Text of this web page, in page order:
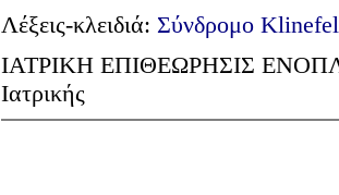
Λέξεις-κλειδιά: Σύνδρομο
ΙΑΤΡΙΚΗ ΕΠΙΘΕΩΡΗΣΙΣ
Ιατρικής